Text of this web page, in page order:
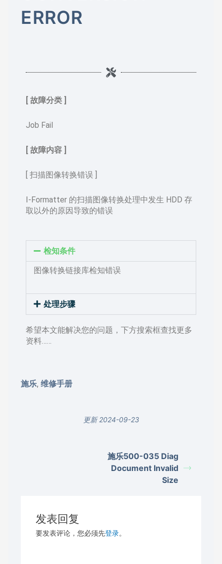
ERROR
[ 故障分类 ]
Job Fail
[ 故障内容 ]
[ 扫描图像转换错误 ]
I-Formatter 的扫描图像转换处理中发生 HDD 存
取以外的原因导致的错误
检知条件
图像转换链接库检知错误
处理步骤
希望本文能解决您的问题，下方搜索框查找更多
资料……
施乐,维修手册
更新 2024-09-23
施乐500-035 Diag
Document Invalid
Size
发表回复
要发表评论，您必须先登录。